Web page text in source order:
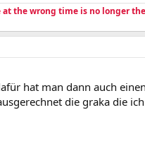
the wrong time is no longer
hat man dann auch
die graka die